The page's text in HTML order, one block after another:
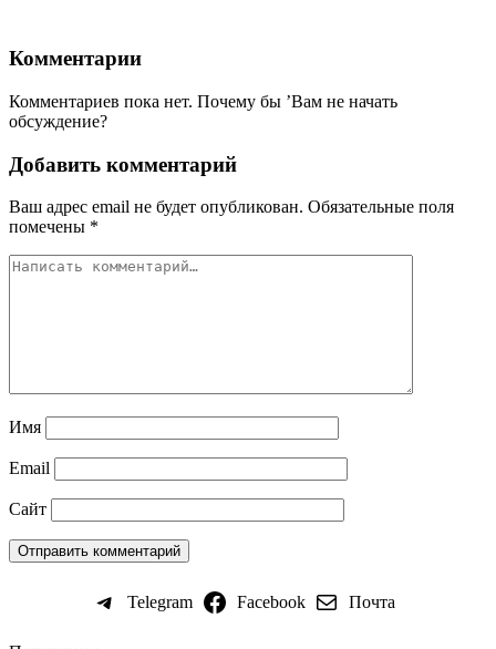
Комментарии
Комментариев пока нет. Почему бы ’Вам не начать
обсуждение?
Добавить комментарий
Ваш адрес email не будет опубликован. Обязательные поля
помечены *
Имя
Email
Сайт
Telegram Facebook Почта